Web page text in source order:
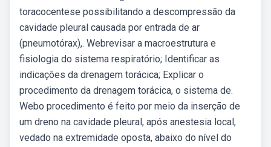
toracocentese possibilitando a descompressão da
cavidade pleural causada por entrada de ar
(pneumotórax),. Webrevisar a macroestrutura e
fisiologia do sistema respiratório; Identificar as
indicações da drenagem torácica; Explicar o
procedimento da drenagem torácica, o sistema de.
Webo procedimento é feito por meio da inserção de
um dreno na cavidade pleural, após anestesia local,
vedado na extremidade oposta, abaixo do nível do